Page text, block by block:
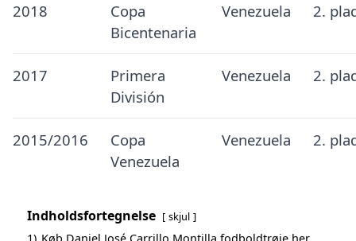
2018
Copa
Bicentenaria
Venezuela 2.
2017
Primera
División
Venezuela 2.
2015/2016
Copa
Venezuela
Venezuela 2.
Indholdsfortegnelse skjul